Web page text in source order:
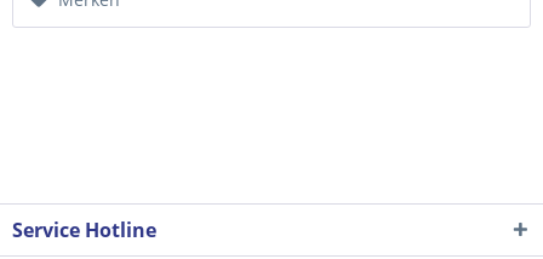
Service Hotline